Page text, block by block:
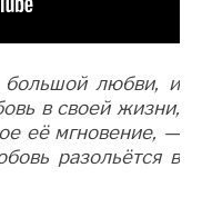
большой любви, и
в своей жизни,
её мгновение, —
разольётся в